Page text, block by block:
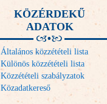
KÖZÉRDEKŰ
ADATOK
Általános közzétételi lista
Különös közzétételi lista
Közzétételi szabályzatok
Közadatkereső